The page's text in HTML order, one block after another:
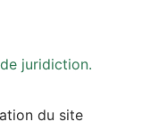
juridiction.
du site